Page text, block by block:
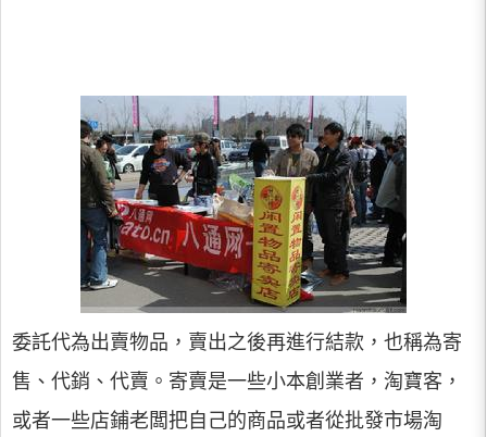
委託代為出賣物品，賣出之後再進行結款，也稱為寄
售、代銷、代賣。寄賣是一些小本創業者，淘寶客，
或者一些店鋪老闆把自己的商品或者從批發市場淘